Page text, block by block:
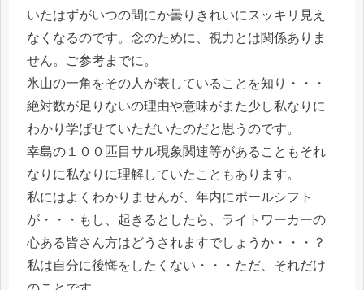
いたはずがいつの間にか曇りきれいにスッキリ見え
なくなるのです。念のために、視力とは関係ありま
せん。ご参考までに。
氷山の一角をその人が表していることを知り・・・
絶対数が足りないの理由や意味がまた少し私なりに
わかり学ばせていただいたのだと思うのです。
幸島の１００匹目サル現象関連等があることもそれ
なりに私なりに理解していたこともあります。
私にはよくわかりませんが、年内にポールシフト
が・・・もし、起きるとしたら、ライトワーカーの
心ある皆さん方はどうされますでしょうか・・・？
私は自分に後悔をしたくない・・・ただ、それだけ